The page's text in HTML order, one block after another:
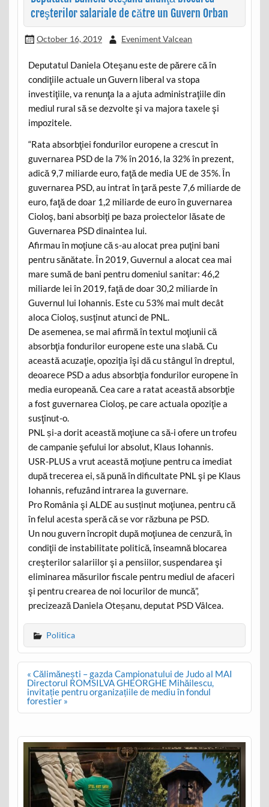
creşterilor salariale de către un Guvern Orban
October 16, 2019 Eveniment Valcean
Deputatul Daniela Oteşanu este de părere că în
condiţiile actuale un Guvern liberal va stopa
investiţiile, va renunţa la a ajuta administraţiile din
mediul rural să se dezvolte şi va majora taxele şi
impozitele.
“Rata absorbţiei fondurilor europene a crescut în
guvernarea PSD de la 7% în 2016, la 32% în prezent,
adică 9,7 miliarde euro, faţă de media UE de 35%. În
guvernarea PSD, au intrat în ţară peste 7,6 miliarde de
euro, faţă de doar 1,2 miliarde de euro în guvernarea
Cioloş, bani absorbiţi pe baza proiectelor lăsate de
Guvernarea PSD dinaintea lui.
Afirmau în moţiune că s-au alocat prea puţini bani
pentru sănătate. În 2019, Guvernul a alocat cea mai
mare sumă de bani pentru domeniul sanitar: 46,2
miliarde lei în 2019, faţă de doar 30,2 miliarde în
Guvernul lui Iohannis. Este cu 53% mai mult decât
aloca Cioloş, susţinut atunci de PNL.
De asemenea, se mai afirmă în textul moţiunii că
absorbţia fondurilor europene este una slabă. Cu
această acuzaţie, opoziţia îşi dă cu stângul în dreptul,
deoarece PSD a adus absorbţia fondurilor europene în
media europeană. Cea care a ratat această absorbţie
a fost guvernarea Cioloş, pe care actuala opoziţie a
susţinut-o.
PNL și-a dorit această moţiune ca să-i ofere un trofeu
de campanie şefului lor absolut, Klaus Iohannis.
USR-PLUS a vrut această moţiune pentru ca imediat
după trecerea ei, să pună în dificultate PNL şi pe Klaus
Iohannis, refuzând intrarea la guvernare.
Pro România şi ALDE au susținut moţiunea, pentru că
în felul acesta speră că se vor răzbuna pe PSD.
Un nou guvern încropit după moţiunea de cenzură, în
condiţii de instabilitate politică, înseamnă blocarea
creşterilor salariilor şi a pensiilor, suspendarea şi
eliminarea măsurilor fiscale pentru mediul de afaceri
şi pentru crearea de noi locurilor de muncă”,
precizează Daniela Oteșanu, deputat PSD Vâlcea.
Politica
Post
navigation
« Călimănești – gazda Campionatului de Judo al MAI
Directorul ROMSILVA GHEORGHE Mihăilescu,
invitație pentru organizațiile de mediu în fondul
forestier »